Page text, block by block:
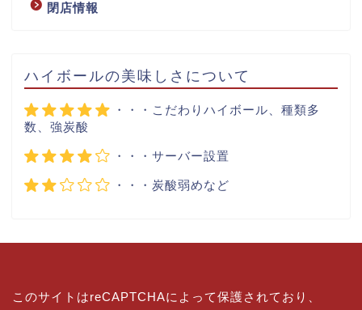
閉店情報
ハイボールの美味しさについて
・・・こだわりハイボール、種類多
数、強炭酸
・・・サーバー設置
・・・炭酸弱めなど
このサイトはreCAPTCHAによって保護されており、